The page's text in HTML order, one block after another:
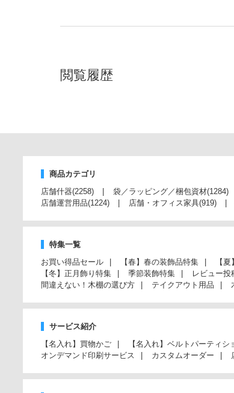
閲覧履歴
商品カテゴリ
店舗什器(2258) 袋／ラッピング／梱包資材(1284)
店舗運営用品(1224) 店舗・オフィス家具(919)
特集一覧
お買い得品セール
【春】春の装飾品特集 【
【冬】正月飾り特集
季節装飾特集 レビュー投
間違えない！木棚の選び方
テイクアウト用品
サービス紹介
【名入れ】買物かご
【名入れ】ベルトパーティシ
オンデマンド印刷サービス
カスタムオーダー